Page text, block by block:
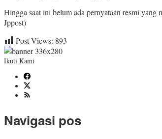
Hingga saat ini belum ada pernyataan resmi
Jppost)
Post Views: 893
Ikuti Kami
Navigasi pos